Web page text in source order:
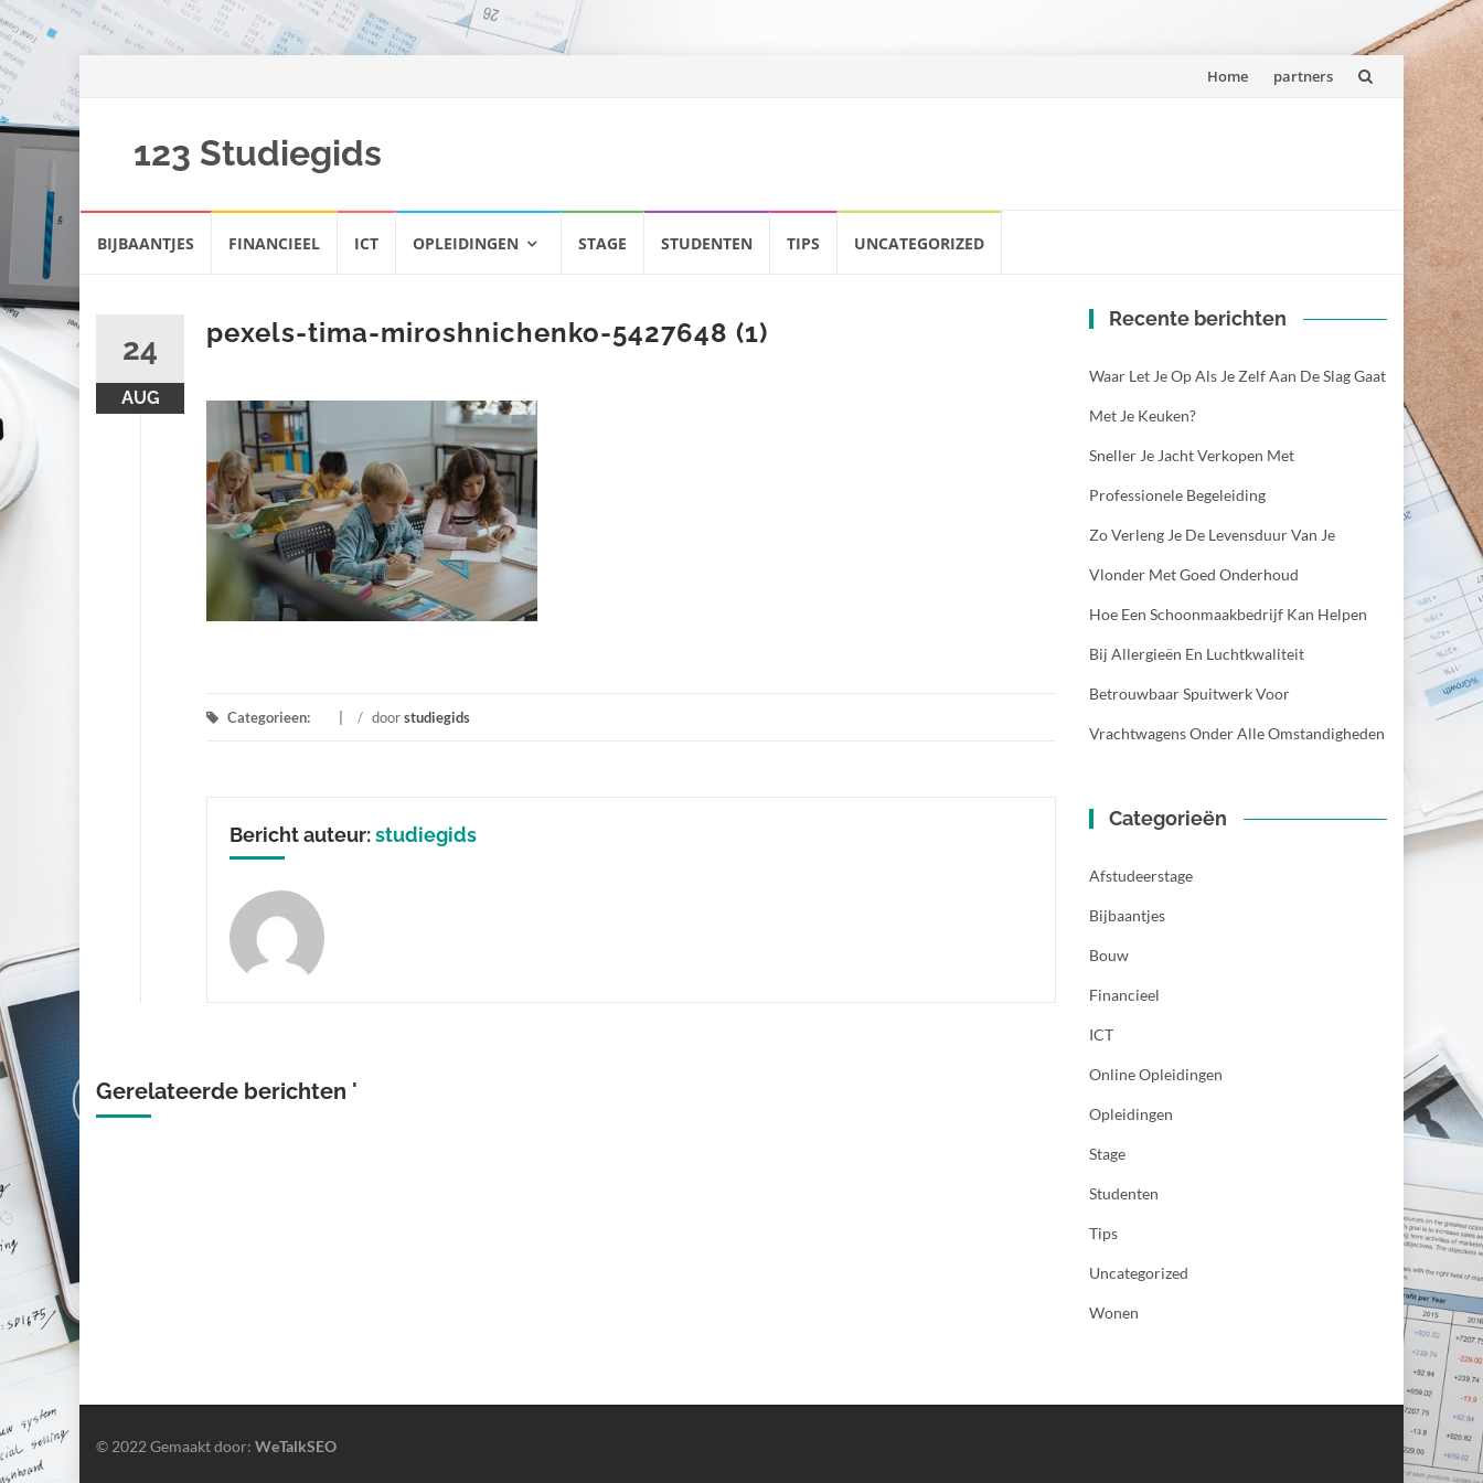
Spring
Home partners
123 Studiegids
naarBIJBAANTJES FINANCIEEL ICT OPLEIDINGEN STAGE STUDENTEN TIPS UNCATEGORIZED
24
AUG
pexels-tima-miroshnichenko-5427648 (1)
Categorieen: / doorstudiegids
Bericht auteur:studiegids
Gerelateerde berichten '
Recente berichten
Waar Let Je Op Als Je Zelf Aan De Slag Gaat
Met Je Keuken?
Sneller Je Jacht Verkopen Met
Professionele Begeleiding
Zo Verleng Je De Levensduur Van Je
Vlonder Met Goed Onderhoud
Hoe Een Schoonmaakbedrijf Kan Helpen
Bij Allergieën En Luchtkwaliteit
Betrouwbaar Spuitwerk Voor
Vrachtwagens Onder Alle Omstandigheden
Categorieën
Afstudeerstage
Bijbaantjes
Bouw
Financieel
ICT
Online Opleidingen
Opleidingen
Stage
Studenten
Tips
Uncategorized
Wonen
© 2022 Gemaakt door: WeTalkSEO